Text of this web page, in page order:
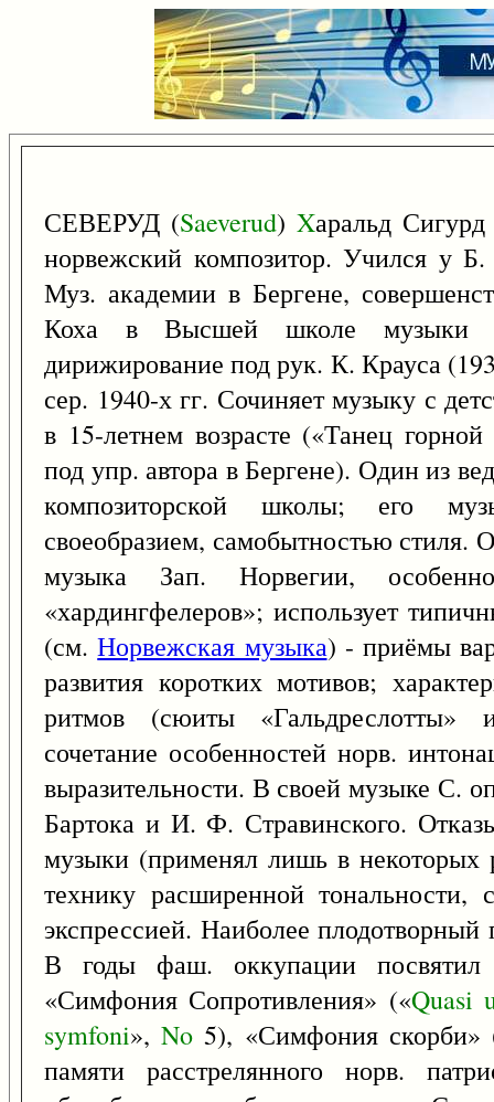
СЕВЕРУД (Saeverud) Xаральд
норвежский композитор. Учился у
Муз. академии в Бергене,
Коха в Высшей школе музыки
дирижирование под рук. К. Крауса
сер. 1940-х гг. Сочиняет музыку с
в 15-летнем возрасте («Танец
под упр. автора в Бергене). Один из
композиторской школы; его
своеобразием, самобытностью стиля.
музыка Зап. Норвегии,
«хардингфелеров»; использует
(см.Норвежская музыка) - приёмы
развития коротких мотивов;
ритмов (сюиты
сочетание особенностей норв.
выразительности. В своей музыке С.
Бартока и И. Ф. Стравинского.
музыки (применял лишь в некоторых
технику расширенной
экспрессией. Наиболее плодотворный
В годы фаш. оккупации посвятил
«Симфония Сопротивления» («Quasi
symfoni»,No 5), «Симфония скорби»
памяти расстрелянного норв.